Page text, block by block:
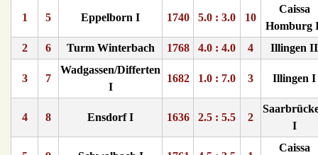
1 5 Eppelborn I 1740 5.0 : 3.0 10
Caissa
Homburg
2
6 Turm Winterbach 1768 4.0 : 4.0 4 Illingen II
3 7
Wadgassen/Differten
I
1682 1.0 : 7.0 3 Illingen I
4 8 Ensdorf I 1636 2.5 : 5.5 2
I
Caissa